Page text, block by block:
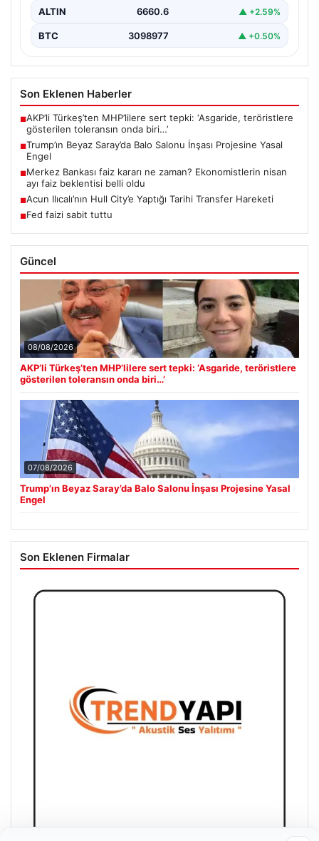
ALTIN 6660.6 ▲ +2.59%
BTC 3098977 ▲ +0.50%
Son Eklenen Haberler
■AKP’li Türkeş’ten MHP’lilere sert tepki: ‘Asgaride, teröristlere
gösterilen toleransın onda biri…’
■Trump’ın Beyaz Saray’da Balo Salonu İnşası Projesine Yasal
Engel
■Merkez Bankası faiz kararı ne zaman? Ekonomistlerin nisan
ayı faiz beklentisi belli oldu
■Acun Ilıcalı’nın Hull City’e Yaptığı Tarihi Transfer Hareketi
■Fed faizi sabit tuttu
Güncel
08/08/2026
AKP’li Türkeş’ten MHP’lilere sert tepki: ‘Asgaride, teröristlere
gösterilen toleransın onda biri…’
07/08/2026
Trump’ın Beyaz Saray’da Balo Salonu İnşası Projesine Yasal
Engel
Son Eklenen Firmalar